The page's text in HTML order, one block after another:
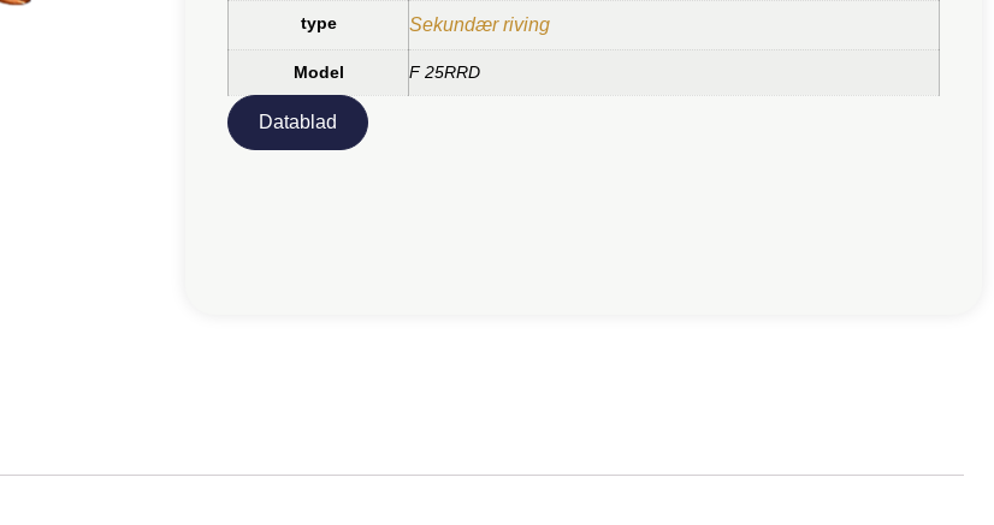
type Sekundær riving
Model F 25RRD
Datablad